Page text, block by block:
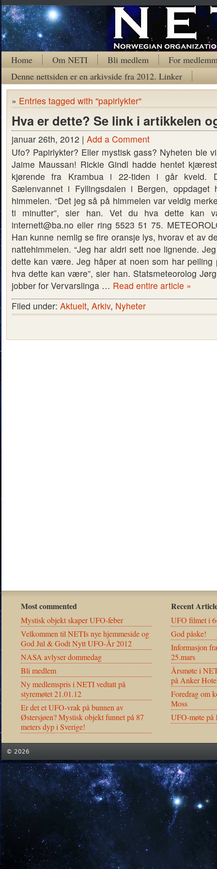
Home Om NETI Bli medlem
For
Denne nettsiden er en arkivside fra 2012. Linker
» Entries tagged with "papirlykter"
Hva er dette? Se link i artikkelen
januar 26th, 2012 | Add a Comment
Ufo? Papirlykter? Eller mystisk gass? Nyheten ble
Jaime Maussan! Rickie Gindl hadde hentet
kjørende fra Krambua i 22-tiden i går kveld.
Sælenvannet i Fyllingsdalen i Bergen, oppdaget
himmelen. “Det jeg så på himmelen var veldig
ti minutter”, sier han. Vet du hva dette kan
internett@ba.no eller ring 5523 51 75.
Han kunne nemlig se fire oransje lys, hvorav et av
nattehimmelen. “Jeg har aldri sett noe lignende.
dette kan være. Jeg håper at noen som har peiling
hva dette kan være”, sier han. Statsmeteorolog
jobber for Vervarslinga … Read entire article »
Filed under: Aktuelt, Arkiv, Nyheter
Most commented
Mystisk objekt skaper UFO-feber
Velkommen til NETIs nye hjemmeside og
God Jul & Godt Nytt UFO-År 2012
NASA avlyser dommedag
Bli medlem
Ny medlemspris i NETI vedtatt på
styremøtet 21.01.12
Er det et UFO-vrak på bunnen av
Østersjøen? Mystisk objekt funnet på 87
meters dyp i Sverige!
Recent
UFO filmet i
God påske!
Informasjon
25.mars
Årsmøte i
på Anker
Foredrag om
Moss
UFO-møte på
© 2026